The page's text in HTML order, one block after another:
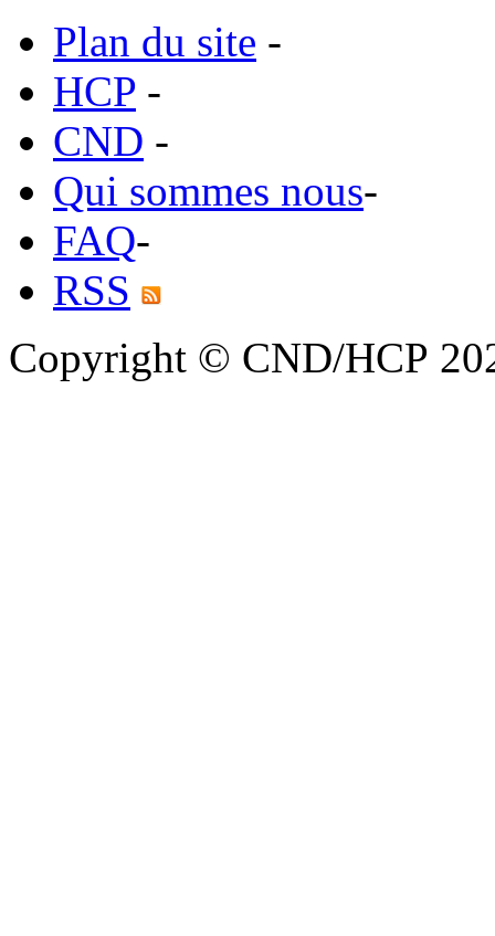
Plan du site -
HCP -
CND -
Qui sommes nous-
FAQ-
RSS
Copyright © CND/HCP